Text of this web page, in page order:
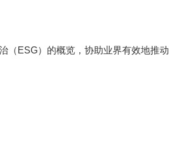
（ESG）的概览，协助业界有效地推动